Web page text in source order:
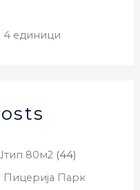
4 единици
80м2 (44)
Пицерија Парк